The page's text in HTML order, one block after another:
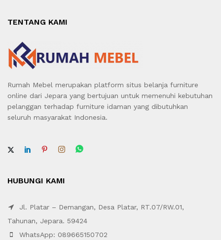
TENTANG KAMI
Rumah Mebel merupakan platform situs belanja furniture
online dari Jepara yang bertujuan untuk memenuhi kebutuhan
pelanggan terhadap furniture idaman yang dibutuhkan
seluruh masyarakat Indonesia.
HUBUNGI KAMI
Jl. Platar – Demangan, Desa Platar, RT.07/RW.01,
Tahunan, Jepara. 59424
WhatsApp: 089665150702